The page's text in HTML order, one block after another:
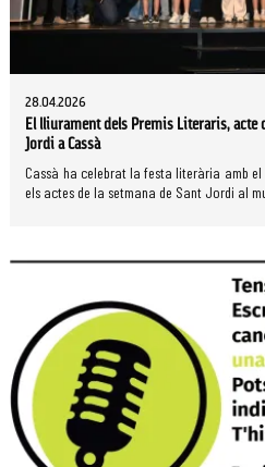
28.04.2026
El lliurament dels Premis Literaris, acte
Jordi a Cassà
Cassà ha celebrat la festa literària amb
els actes de la setmana de Sant Jordi al